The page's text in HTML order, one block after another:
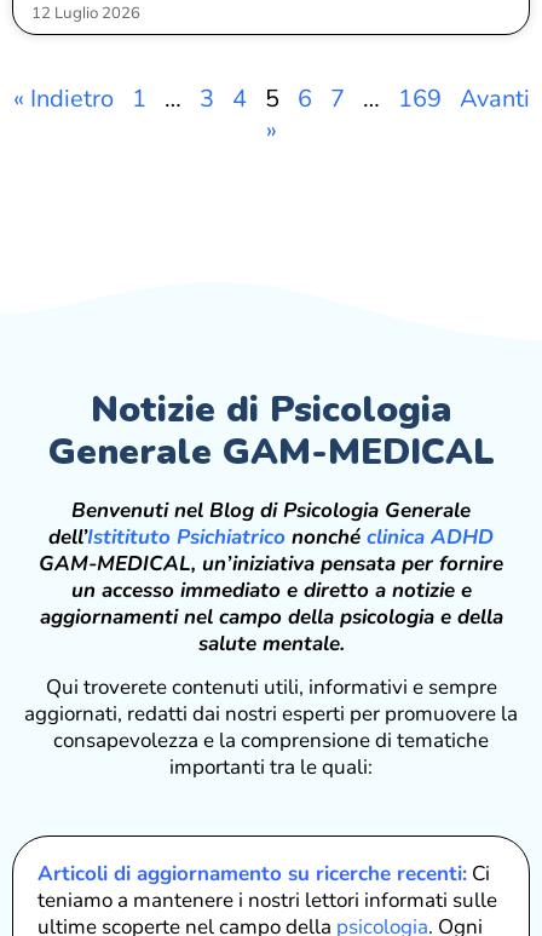
12 Luglio 2026
« Indietro 1 … 3 4 5 6 7 … 169 Avanti
»
Notizie di Psicologia
Generale GAM-MEDICAL
Benvenuti nel Blog di Psicologia Generale
dell’Istitituto Psichiatrico nonché clinica ADHD
GAM-MEDICAL, un’iniziativa pensata per fornire
un accesso immediato e diretto a notizie e
aggiornamenti nel campo della psicologia e della
salute mentale.
Qui troverete contenuti utili, informativi e sempre
aggiornati, redatti dai nostri esperti per promuovere la
consapevolezza e la comprensione di tematiche
importanti tra le quali:
Articoli di aggiornamento su ricerche recenti: Ci
teniamo a mantenere i nostri lettori informati sulle
ultime scoperte nel campo della psicologia. Ogni